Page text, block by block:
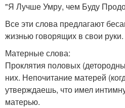
"Я Лучше Умру, чем Буду
Все эти слова предлагают
жизнью говорящих в свои руки.
Матерные слова:
Проклятия половых
них. Непочитание матерей
утверждаешь, что имел
матерью.